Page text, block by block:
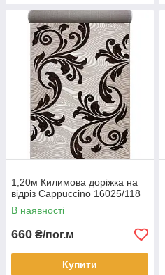
1,20м Килимова доріжка на
відріз Cappuccino 16025/118
В наявності
660 ₴/пог.м
Купити